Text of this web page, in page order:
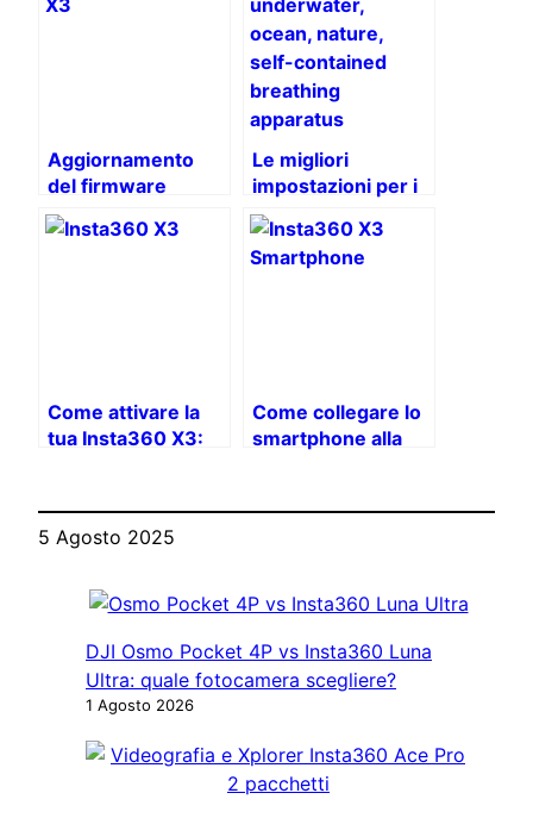
Aggiornamento
del firmware
Insta360 X3: guida
completa
Le migliori
impostazioni per i
tuoi video
subacquei con
Insta360 X3
Come attivare la
tua Insta360 X3:
Come collegare lo
smartphone alla
5 Agosto 2025
DJI Osmo Pocket 4P vs Insta360 Luna
Ultra: quale fotocamera scegliere?
1 Agosto 2026